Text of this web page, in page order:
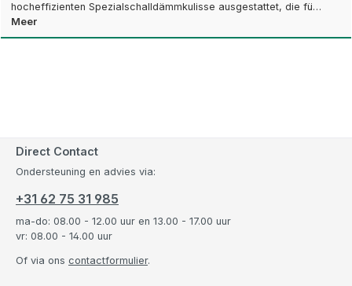
hocheffizienten Spezialschalldämmkulisse ausgestattet, die fü…
Meer
Direct Contact
Ondersteuning en advies via:
+31 62 75 31 985
ma-do: 08.00 - 12.00 uur en 13.00 - 17.00 uur
vr: 08.00 - 14.00 uur
Of via ons contactformulier.